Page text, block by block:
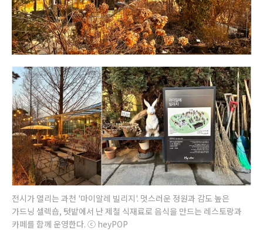
전시가 열리는 과천 '마이알레 빌리지'. 멋스러운 정원과 감도 높은
가드닝 셀렉숍, 텃밭에서 난 제철 식재료로 음식을 만드는 레스토랑과
카페를 함께 운영한다. ⓒ heyPOP